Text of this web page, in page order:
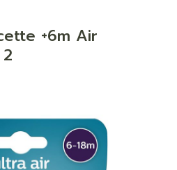
+6m Air